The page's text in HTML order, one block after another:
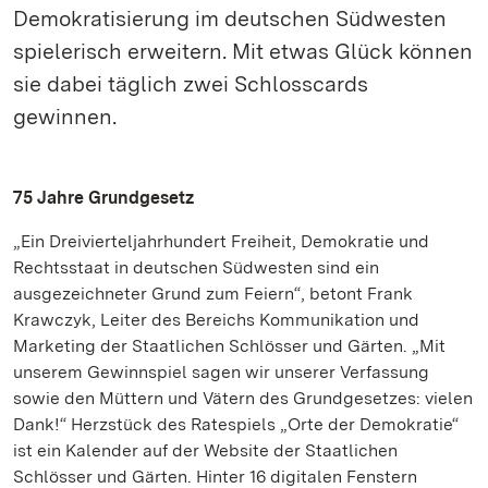
Demokratisierung im deutschen Südwesten
spielerisch erweitern. Mit etwas Glück können
sie dabei täglich zwei Schlosscards
gewinnen.
75 Jahre Grundgesetz
„Ein Dreivierteljahrhundert Freiheit, Demokratie und
Rechtsstaat in deutschen Südwesten sind ein
ausgezeichneter Grund zum Feiern“, betont Frank
Krawczyk, Leiter des Bereichs Kommunikation und
Marketing der Staatlichen Schlösser und Gärten. „Mit
unserem Gewinnspiel sagen wir unserer Verfassung
sowie den Müttern und Vätern des Grundgesetzes: vielen
Dank!“ Herzstück des Ratespiels „Orte der Demokratie“
ist ein Kalender auf der Website der Staatlichen
Schlösser und Gärten. Hinter 16 digitalen Fenstern